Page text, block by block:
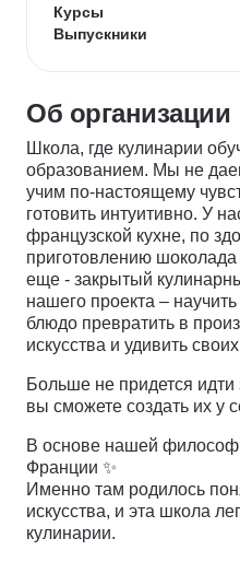
Курсы
Выпускники
Об организации
Школа, где кулинарии
образованием. Мы не
учим по-настоящему
готовить интуитивно. У
французской кухне, по
приготовлению
еще - закрытый
нашего проекта –
блюдо превратить в
искусства и удивить
Больше не придется
вы сможете создать их у
В основе нашей
Франции ✨
Именно там родилось
искусства, и эта школа
кулинарии.